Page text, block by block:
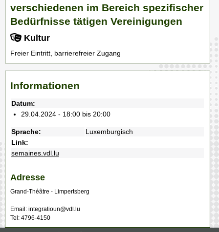
verschiedenen im Bereich spezifischer
Bedürfnisse tätigen Vereinigungen
Kultur
Freier Eintritt, barrierefreier Zugang
Informationen
Datum:
29.04.2024 - 18:00 bis 20:00
Sprache:
Luxemburgisch
Link:
semaines.vdl.lu
Adresse
Grand-Théâtre - Limpertsberg
Email: integratioun@vdl.lu
Tel: 4796-4150